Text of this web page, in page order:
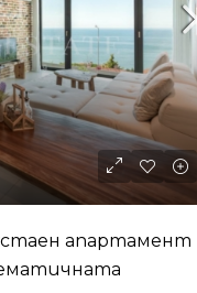
апартамент